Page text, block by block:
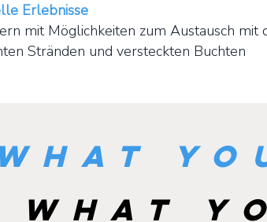
Erlebnisse
mit Möglichkeiten zum Austausch mit
Stränden und versteckten Buchten
what
what